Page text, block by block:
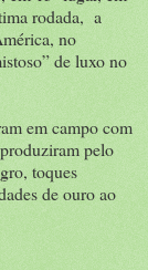
rodada, a
no
de luxo no
em campo com
pelo
toques
de ouro ao